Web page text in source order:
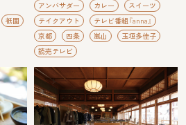
祇園
アンバサダー カレー
スイーツ
テイクアウト
テレビ番組『anna』
京都
四条 嵐山
玉垣多佳子
読売テレビ